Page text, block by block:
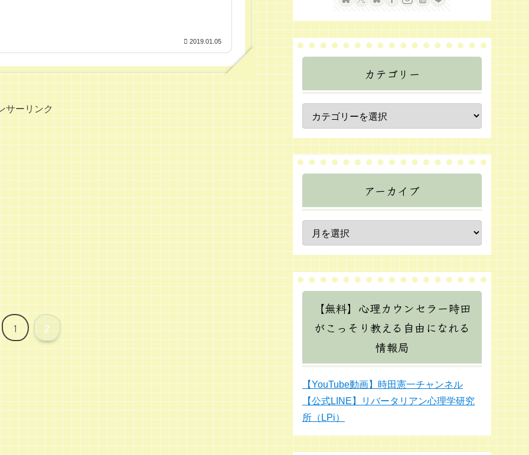
2019.01.05
サーリンク
1 2
カテゴリー
アーカイブ
【無料】心理カウンセラー時田
がこっそり教える自由になれる
情報局
【YouTube動画】時田憲一チャンネル
【公式LINE】リバータリアン心理学研究
所（LPi）